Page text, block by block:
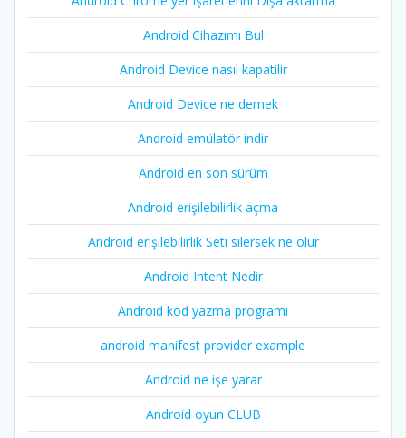
Android Cihazımı Bul
Android Device nasıl kapatilir
Android Device ne demek
Android emülatör indir
Android en son sürüm
Android erişilebilirlik açma
Android erişilebilirlik Seti silersek ne olur
Android Intent Nedir
Android kod yazma programı
android manifest provider example
Android ne işe yarar
Android oyun CLUB